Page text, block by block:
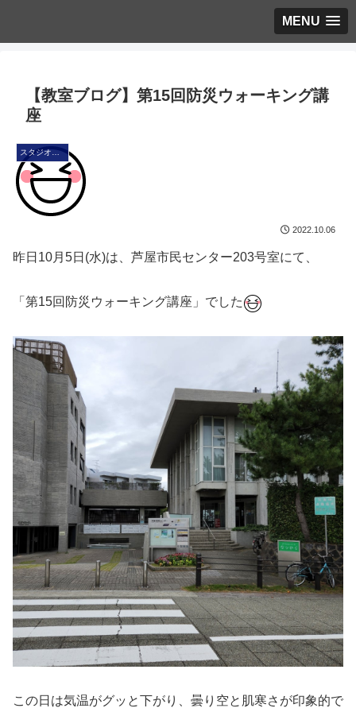
MENU
【教室ブログ】第15回防災ウォーキング講
座
スタジオ・ブログ
2022.10.06
昨日10月5日(水)は、芦屋市民センター203号室にて、
「第15回防災ウォーキング講座」でした
この日は気温がグッと下がり、曇り空と肌寒さが印象的で